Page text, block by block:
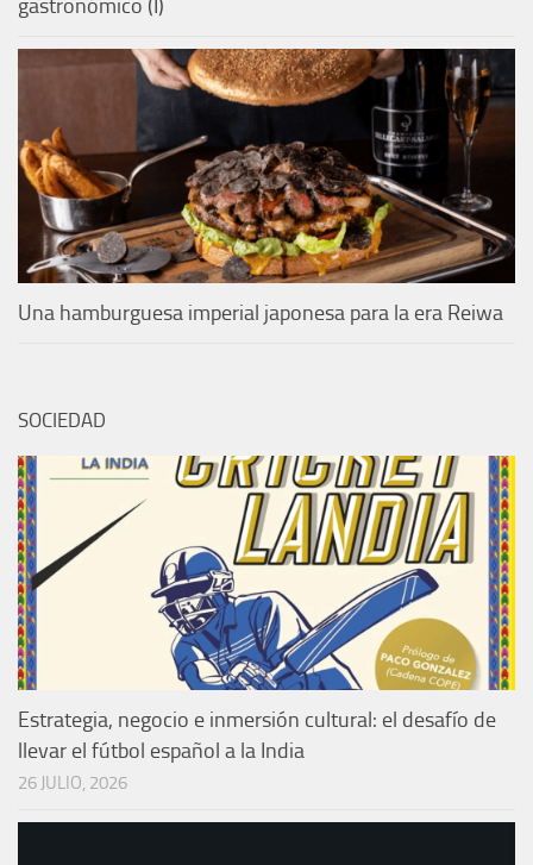
gastronómico (I)
Una hamburguesa imperial japonesa para la era Reiwa
SOCIEDAD
Estrategia, negocio e inmersión cultural: el desafío de
llevar el fútbol español a la India
26 JULIO, 2026